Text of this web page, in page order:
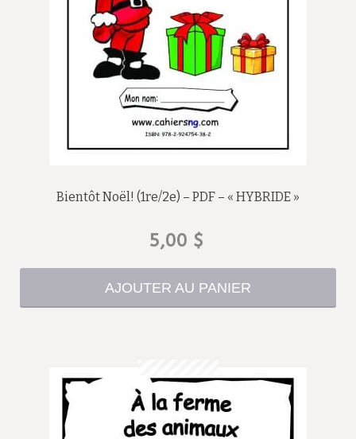
Bientôt Noël! (1re/2e) – PDF – « HYBRIDE »
5,00 $
AJOUTER AU PANIER